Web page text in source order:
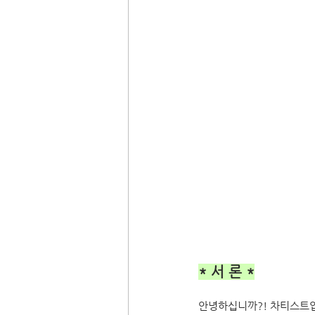
* 서 론 *
안녕하십니까?! 차티스트